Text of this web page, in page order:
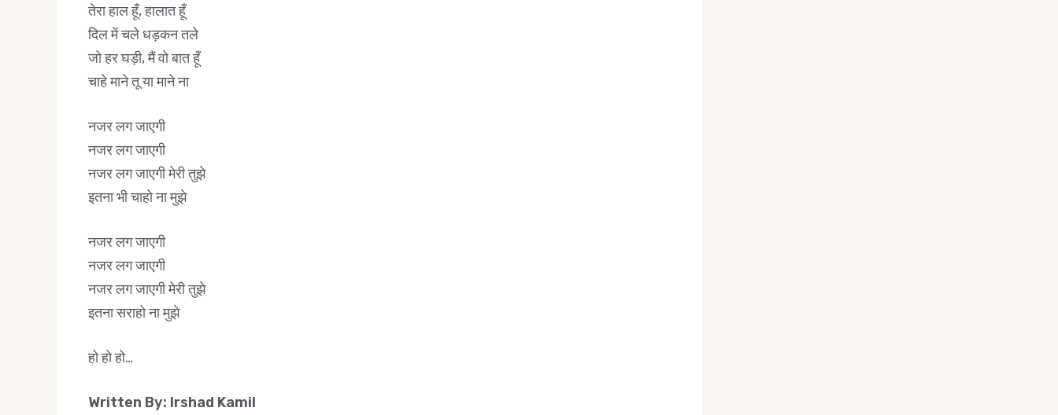
तेरा हाल हूँ, हालात हूँ
दिल में चले धड़कन तले
जो हर घड़ी, मैं वो बात हूँ
चाहे माने तू या माने ना
नजर लग जाएगी
नजर लग जाएगी
नजर लग जाएगी मेरी तुझे
इतना भी चाहो ना मुझे
नजर लग जाएगी
नजर लग जाएगी
नजर लग जाएगी मेरी तुझे
इतना सराहो ना मुझे
हो हो हो…
Written By: Irshad Kamil